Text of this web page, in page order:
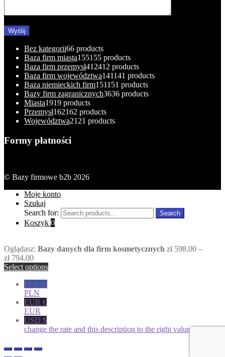
Bez kategorii66 products
Baza firm miasta155155 products
Baza firm przemysł412412 products
Baza firm województwa141141 products
Baza niemieckich firm151151 products
Bazy firm zagranicznych3636 products
Miasta1919 products
Przemysł162162 products
Województwa2121 products
Formy płatności
© Bazy firmowe b2b 2026
Moje konto
Szukaj
Search for:
Search
Koszyk 0
Oglądasz: Bazy danych dla firm kosmetycznych zł598.00 –
zł794.00
Select options
PLN zł
PLN
EUR €
EUR
USD $
change the rate and this description to the right values